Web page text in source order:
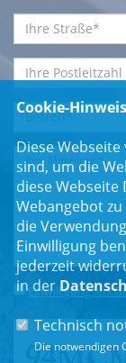
Cookie-Hinweis
Diese
sind, um die
diese
Webangebot
die
Einwilligung
jederzeit
in der
Technisch
Die notwendigen